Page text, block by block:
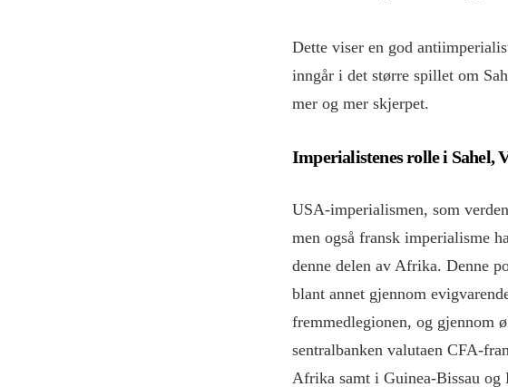
Dette viser en god
inngår i det større spillet om
mer og mer skjerpet.
Imperialistenes rolle i Sahel,
USA-imperialismen, som
men også fransk imperialisme
denne delen av Afrika. Denne
blant annet gjennom
fremmedlegionen, og gjennom
sentralbanken valutaen CFA-
Afrika samt i Guinea-Bissau og